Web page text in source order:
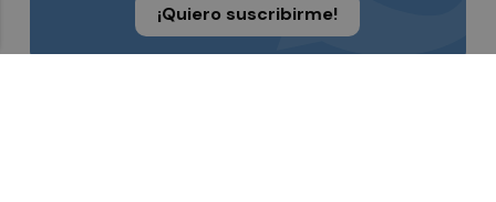
¡Quiero suscribirme!